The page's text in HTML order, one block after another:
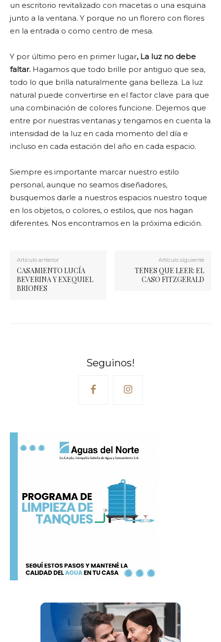
un escritorio revitalizado con macetas o una esquina
junto a la ventana. Y porque no un florero con flores
en la entrada o como centro de mesa.
Y por último pero en primer lugar, La luz no debe
faltar. Hagamos que todo brille por antiguo que sea,
todo lo que brilla naturalmente gana belleza. La luz
natural puede convertirse en el factor clave para que
una combinación de colores funcione. Dejemos que
entre por nuestras ventanas y tengamos en cuenta la
intensidad de la luz en cada momento del día e
incluso en cada estación del año en cada espacio.
Siempre es importante marcar nuestro estilo
personal, aunque no seamos diseñadores,
busquemos darle a nuestros espacios nuestro toque
en los objetos, o colores, o estilos, que nos hagan
diferentes. Nos encontramos en la próxima edición.
Artículo anterior
CASAMIENTO LUCÍA
BEVERINA Y EXEQUIEL
BRIONES
Artículo siguiente
TENES QUE LEER: EL
CASO FITZGERALD
Seguinos!